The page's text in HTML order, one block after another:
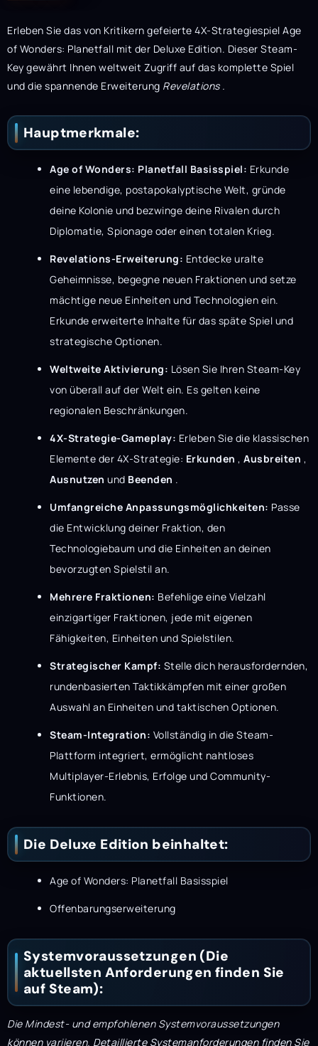
Erleben Sie das von Kritikern gefeierte 4X-Strategiespiel Age
of Wonders: Planetfall mit der Deluxe Edition. Dieser Steam-
Key gewährt Ihnen weltweit Zugriff auf das komplette Spiel
und die spannende Erweiterung Revelations .
Hauptmerkmale:
Age of Wonders: Planetfall Basisspiel: Erkunde
eine lebendige, postapokalyptische Welt, gründe
deine Kolonie und bezwinge deine Rivalen durch
Diplomatie, Spionage oder einen totalen Krieg.
Revelations-Erweiterung: Entdecke uralte
Geheimnisse, begegne neuen Fraktionen und setze
mächtige neue Einheiten und Technologien ein.
Erkunde erweiterte Inhalte für das späte Spiel und
strategische Optionen.
Weltweite Aktivierung: Lösen Sie Ihren Steam-Key
von überall auf der Welt ein. Es gelten keine
regionalen Beschränkungen.
4X-Strategie-Gameplay: Erleben Sie die klassischen
Elemente der 4X-Strategie: Erkunden , Ausbreiten ,
Ausnutzen und Beenden .
Umfangreiche Anpassungsmöglichkeiten: Passe
die Entwicklung deiner Fraktion, den
Technologiebaum und die Einheiten an deinen
bevorzugten Spielstil an.
Mehrere Fraktionen: Befehlige eine Vielzahl
einzigartiger Fraktionen, jede mit eigenen
Fähigkeiten, Einheiten und Spielstilen.
Strategischer Kampf: Stelle dich herausfordernden,
rundenbasierten Taktikkämpfen mit einer großen
Auswahl an Einheiten und taktischen Optionen.
Steam-Integration: Vollständig in die Steam-
Plattform integriert, ermöglicht nahtloses
Multiplayer-Erlebnis, Erfolge und Community-
Funktionen.
Die Deluxe Edition beinhaltet:
Age of Wonders: Planetfall Basisspiel
Offenbarungserweiterung
Systemvoraussetzungen (Die
aktuellsten Anforderungen finden Sie
auf Steam):
Die Mindest- und empfohlenen Systemvoraussetzungen
können variieren. Detaillierte Systemanforderungen finden Sie